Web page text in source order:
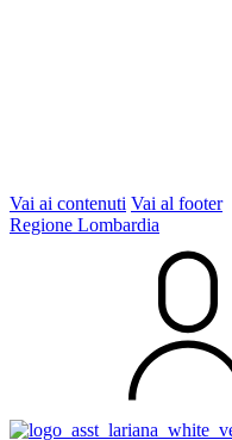
Vai ai contenuti Vai al footer
Regione Lombardia